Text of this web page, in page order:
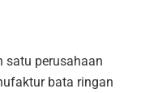
satu perusahaan
bata ringan